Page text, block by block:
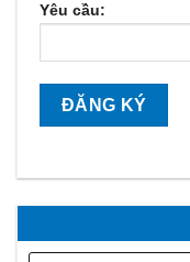
Yêu cầu: